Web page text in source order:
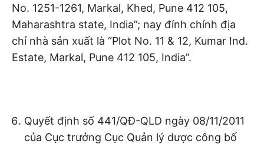
No. 1251-1261, Markal, Khed, Pune 412 105,
Maharashtra state, India”; nay đính chính địa
chỉ nhà sản xuất là “Plot No. 11 & 12, Kumar Ind.
Estate, Markal, Pune 412 105, India”.
Quyết định số 441/QĐ-QLD ngày 08/11/2011
của Cục trưởng Cục Quản lý dược công bố